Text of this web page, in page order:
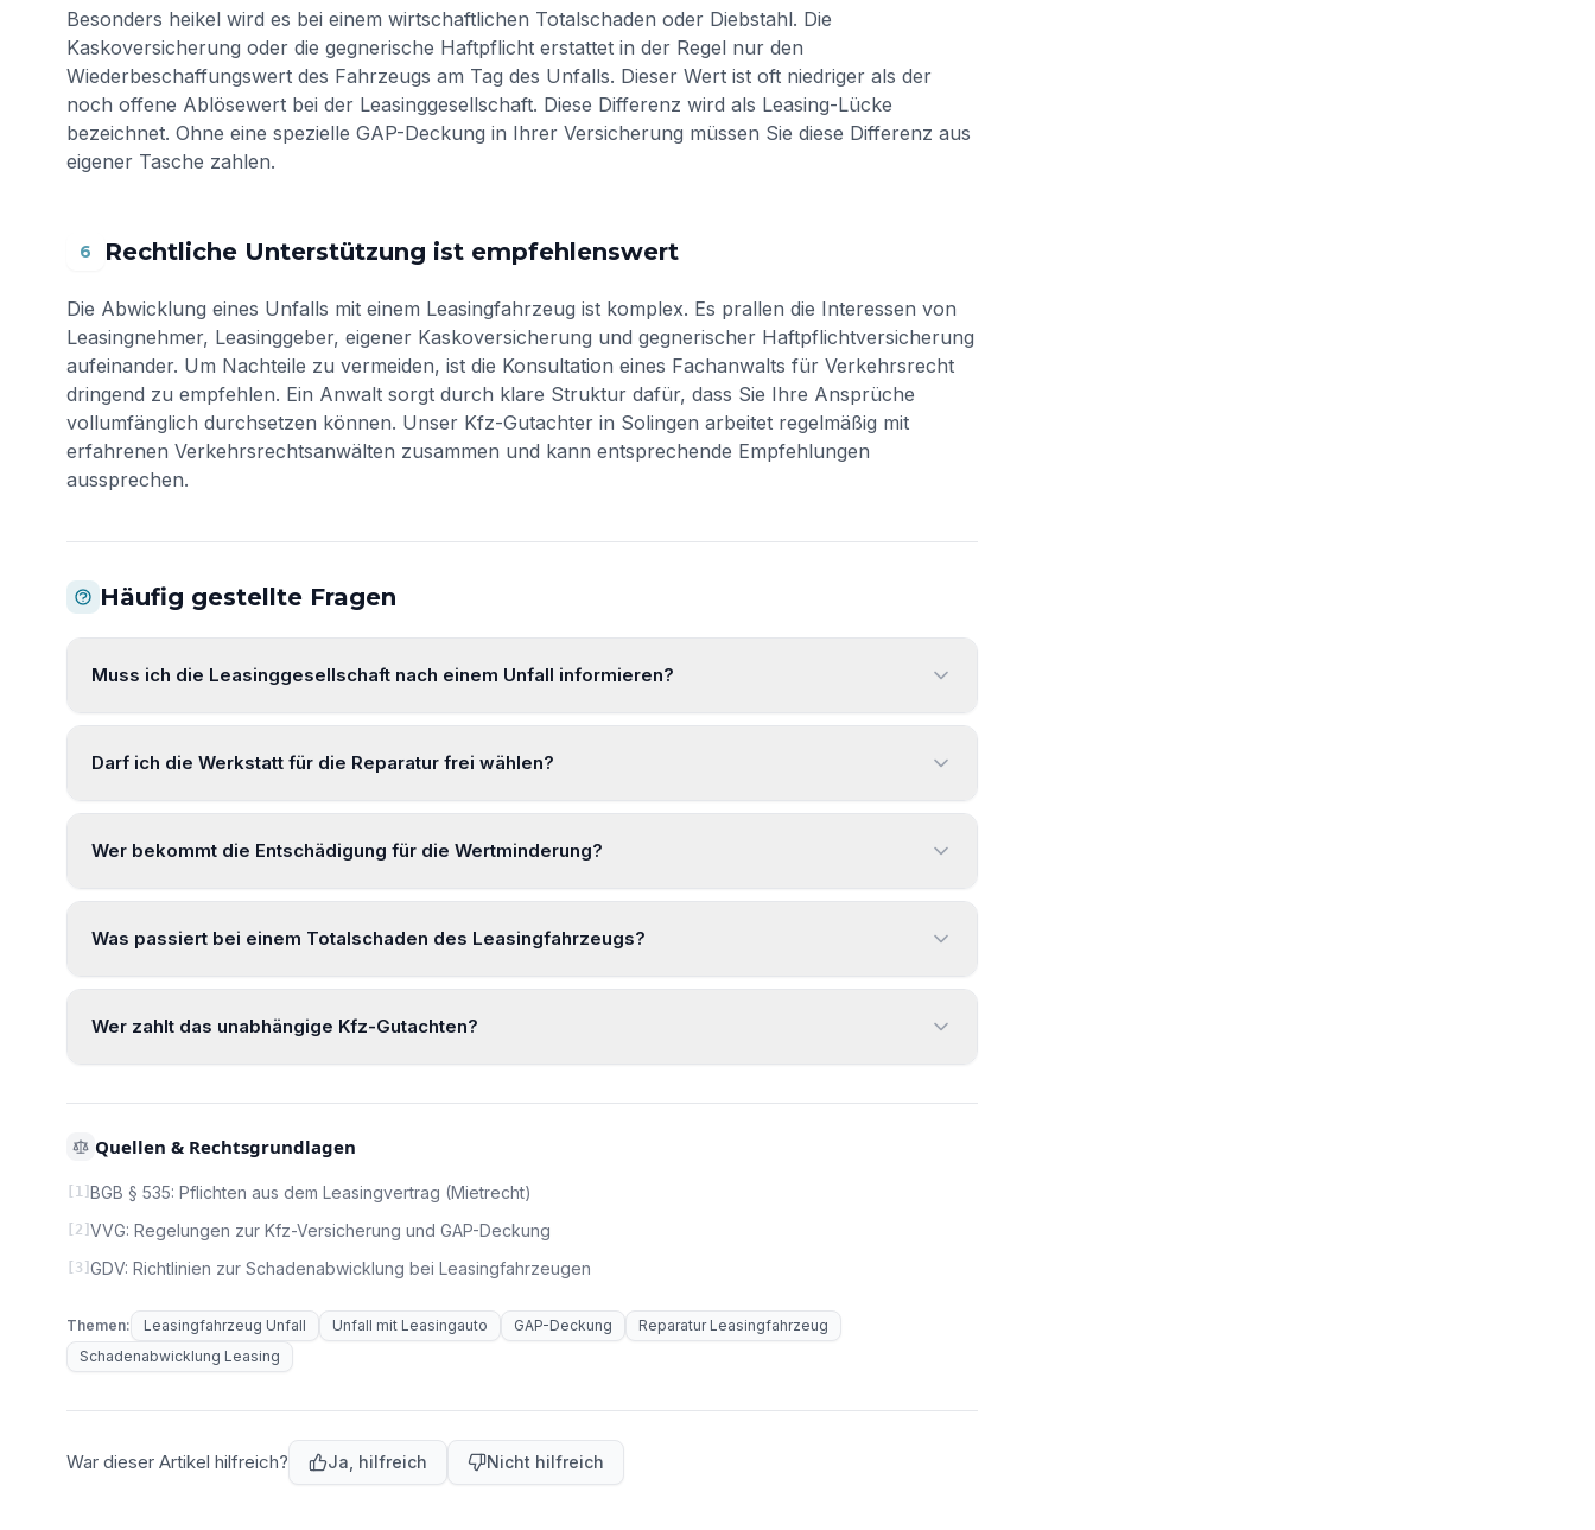
Besonders heikel wird es bei einem wirtschaftlichen Totalschaden oder Diebstahl. Die
Kaskoversicherung oder die gegnerische Haftpflicht erstattet in der Regel nur den
Wiederbeschaffungswert des Fahrzeugs am Tag des Unfalls. Dieser Wert ist oft niedriger als der
noch offene Ablösewert bei der Leasinggesellschaft. Diese Differenz wird als Leasing-Lücke
bezeichnet. Ohne eine spezielle GAP-Deckung in Ihrer Versicherung müssen Sie diese Differenz aus
eigener Tasche zahlen.
6 Rechtliche Unterstützung ist empfehlenswert
Die Abwicklung eines Unfalls mit einem Leasingfahrzeug ist komplex. Es prallen die Interessen von
Leasingnehmer, Leasinggeber, eigener Kaskoversicherung und gegnerischer Haftpflichtversicherung
aufeinander. Um Nachteile zu vermeiden, ist die Konsultation eines Fachanwalts für Verkehrsrecht
dringend zu empfehlen. Ein Anwalt sorgt durch klare Struktur dafür, dass Sie Ihre Ansprüche
vollumfänglich durchsetzen können. Unser Kfz-Gutachter in Solingen arbeitet regelmäßig mit
erfahrenen Verkehrsrechtsanwälten zusammen und kann entsprechende Empfehlungen
aussprechen.
Häufig gestellte Fragen
Muss ich die Leasinggesellschaft nach einem Unfall informieren?
Darf ich die Werkstatt für die Reparatur frei wählen?
Wer bekommt die Entschädigung für die Wertminderung?
Was passiert bei einem Totalschaden des Leasingfahrzeugs?
Wer zahlt das unabhängige Kfz-Gutachten?
Quellen & Rechtsgrundlagen
1 BGB § 535: Pflichten aus dem Leasingvertrag (Mietrecht)
2 ]VVG: Regelungen zur Kfz-Versicherung und GAP-Deckung
3 ]GDV: Richtlinien zur Schadenabwicklung bei Leasingfahrzeugen
Themen: Leasingfahrzeug Unfall Unfall mit Leasingauto GAP-Deckung
Reparatur Leasingfahrzeug
Schadenabwicklung Leasing
War dieser Artikel hilfreich? Ja, hilfreich Nicht hilfreich